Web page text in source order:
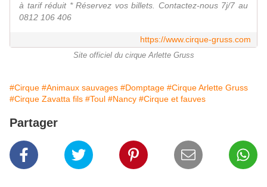
à tarif réduit * Réservez vos billets. Contactez-nous 7j/7 au
0812 106 406
https://www.cirque-gruss.com
Site officiel du cirque Arlette Gruss
#Cirque #Animaux sauvages #Domptage #Cirque Arlette Gruss
#Cirque Zavatta fils #Toul #Nancy #Cirque et fauves
Partager